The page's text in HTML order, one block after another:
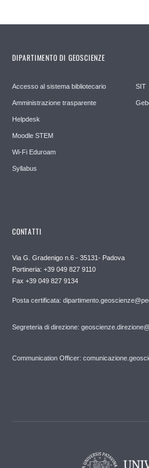
DIPARTIMENTO DI GEOSCIENZE
Accesso al sistema bibliotecario
Amministrazione trasparente
Helpdesk
Moodle STEM
Wi-Fi Eduroam
Syllabus
SIT
CONTATTI
Via G. Gradenigo n.6 - 35131- Padova
Portineria: +39 049 827 9110
Fax +39 049 827 9134
Posta certificata:
Segreteria di direzione:
Communication Officer: